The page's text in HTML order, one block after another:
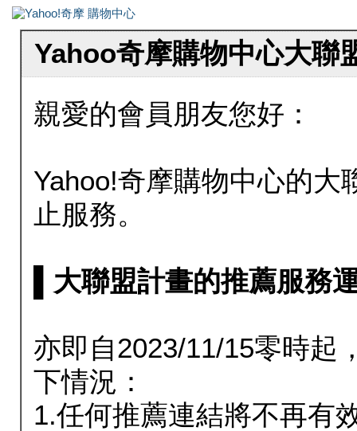
Yahoo奇摩購物中心大聯
親愛的會員朋友您好：
Yahoo!奇摩購物中心的大
止服務。
▌大聯盟計畫的推薦服務
亦即自2023/11/15零時起
下情況：
1.任何推薦連結將不再有